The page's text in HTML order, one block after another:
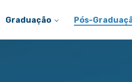
Graduação Pós-